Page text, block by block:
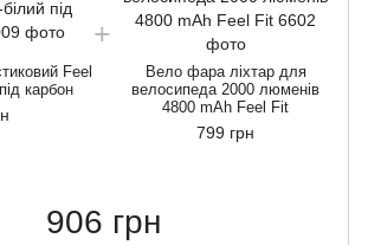
Feel
карбон
Вело фара ліхтар для
велосипеда 2000 люменів
4800 mAh Feel Fit
799 грн
906 грн